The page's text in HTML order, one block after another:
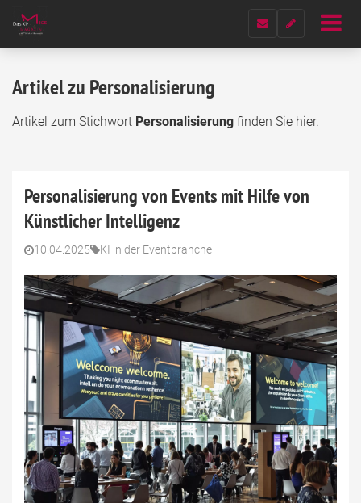
Artikel zu Personalisierung
Artikel zum Stichwort Personalisierung finden Sie hier.
Personalisierung von Events mit Hilfe von
Künstlicher Intelligenz
10.04.2025 KI in der Eventbranche